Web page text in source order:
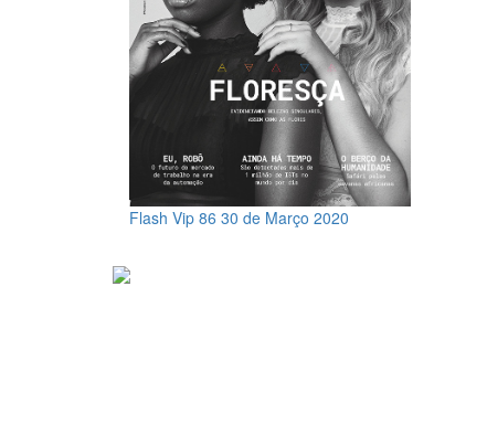
Flash Vip 86 30 de Março 2020